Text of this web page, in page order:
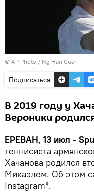
© AP Photo / Ng Han Guan
Подписаться
В 2019 году у
Вероники
ЕРЕВАН, 13 июл -
теннисиста
Хачанова родился
Микаэлем. Об этом
Instagram*․